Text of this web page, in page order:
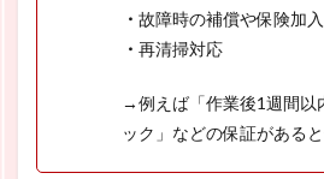
・ 故障時の補償や保険加入
・ 再清掃対応
→例えば「作業後1週間以
ック」などの保証があると